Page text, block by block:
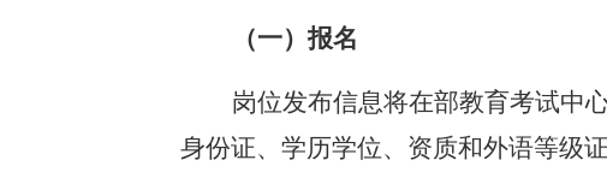
（一）报名
岗位发布信息将在部教育考试中
身份证、学历学位、资质和外语等级